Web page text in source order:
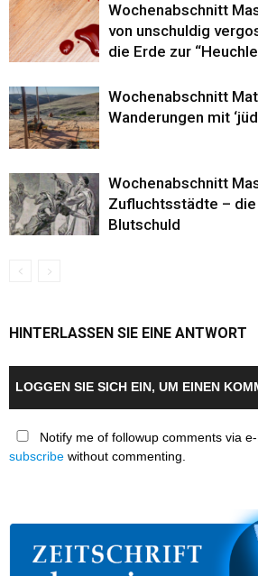
Wochenabschnitt
von unschuldig
die Erde zur
Wochenabschnitt
Wanderungen mit
Wochenabschnitt
Zufluchtsstädte –
Blutschuld
HINTERLASSEN SIE EINE ANTWORT
LOGGEN SIE SICH EIN, UM EINEN
Notify me of followup comments via
subscribe without commenting.